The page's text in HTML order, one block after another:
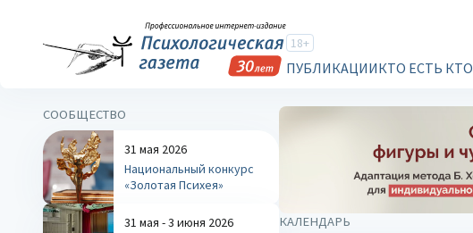
18+
ПУБЛИКАЦИИКТО ЕСТЬ КТО
КАЛЕНДАРЬ
СООБЩЕСТВО
31 мая 2026
Национальный конкурс
«Золотая Психея»
31 мая - 3 июня 2026